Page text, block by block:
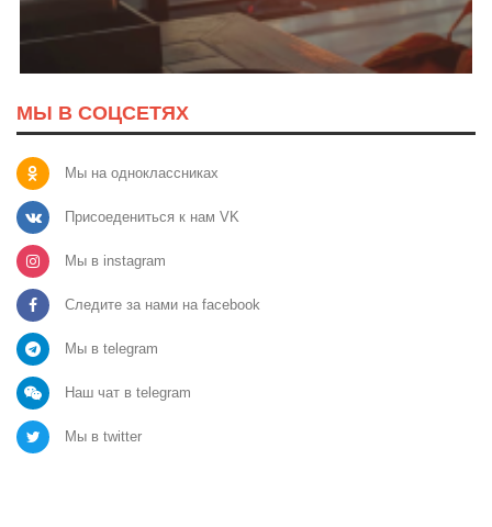
МЫ В СОЦСЕТЯХ
Мы на одноклассниках
Присоедениться к нам VK
Мы в instagram
Следите за нами на facebook
Мы в telegram
Наш чат в telegram
Мы в twitter